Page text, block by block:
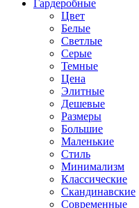
Гардеробные
Цвет
Белые
Светлые
Серые
Темные
Цена
Элитные
Дешевые
Размеры
Большие
Маленькие
Стиль
Минимализм
Классические
Скандинавские
Современные